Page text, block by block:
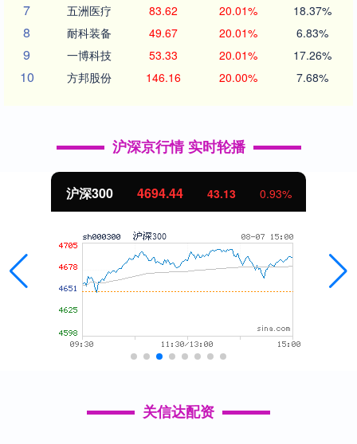
7 五洲医疗 83.62 20.01% 18.37%
8 耐科装备 49.67 20.01% 6.83%
9 一博科技 53.33 20.01% 17.26%
10 方邦股份 146.16 20.00% 7.68%
沪深京行情 实时轮播
沪深300 4694.44 43.13 0.93%
关信达配资